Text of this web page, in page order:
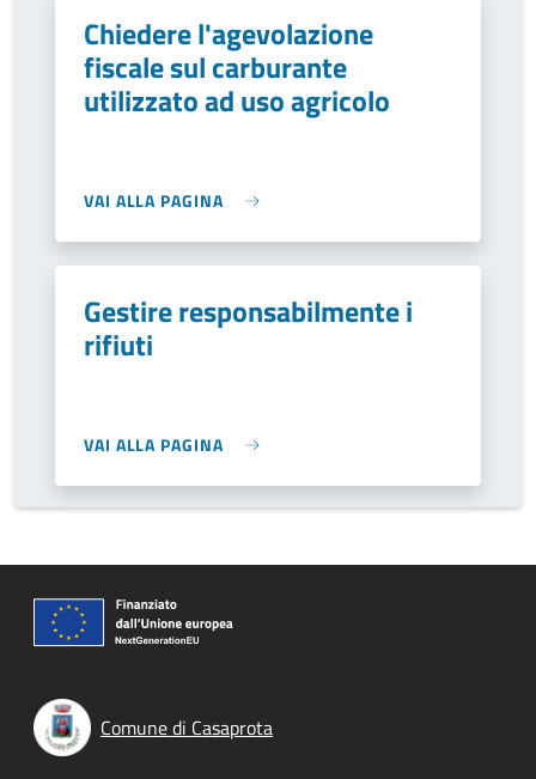
Chiedere l'agevolazione
fiscale sul carburante
utilizzato ad uso agricolo
VAI ALLA PAGINA
Gestire responsabilmente i
rifiuti
VAI ALLA PAGINA
Comune di Casaprota